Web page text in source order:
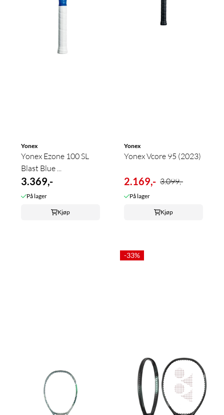
Yonex
Yonex Ezone 100 SL
Blast Blue ...
3.369,-
På lager
Kjøp
Yonex
Yonex Vcore 95 (2023)
2.169,- 3.099,-
På lager
Kjøp
-33%